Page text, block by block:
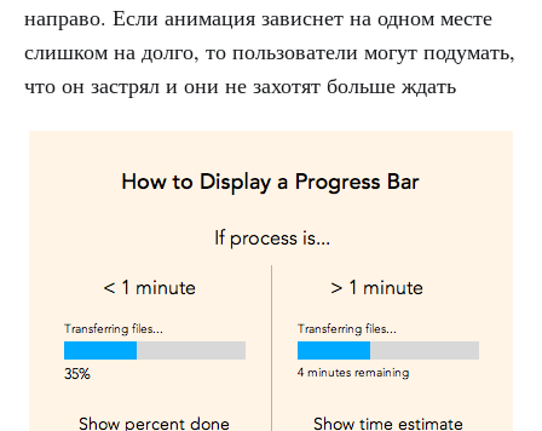
направо. Если анимация зависнет на одном месте
слишком на долго, то пользователи могут подумать,
что он застрял и они не захотят больше ждать